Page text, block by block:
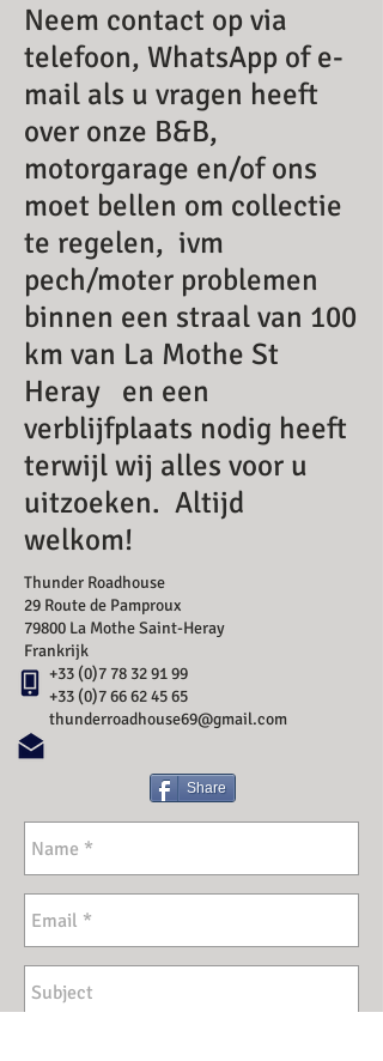
Neem contact op via
telefoon, WhatsApp of e-
mail als u vragen heeft
over onze B&B,
motorgarage en/of ons
moet bellen om collectie
te regelen, ivm
pech/moter problemen
binnen een straal van 100
km van La Mothe St
Heray en een
verblijfplaats nodig heeft
terwijl wij alles voor u
uitzoeken. Altijd
welkom!
Thunder Roadhouse
29 Route de Pamproux
79800 La Mothe Saint-Heray
Frankrijk
+33 (0)7 78 32 91 99
+33 (0)7 66 62 45 65
thunderroadhouse69@gmail.com
Share